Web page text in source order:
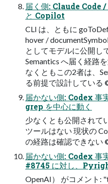
届く側: Claude Code
と Copilot
CLI は、ともに
hover /
としてモデルに公開し
Semantics へ届く経路
なくともこの2者は、
る前提で設計している
届かない側: Codex
grep を中心に動く
少なくとも公開されて
ツールはない 現状の
の経路は確認できない
届かない側: Codex 事
#8745 に対し、
OpenAI） がコメント: